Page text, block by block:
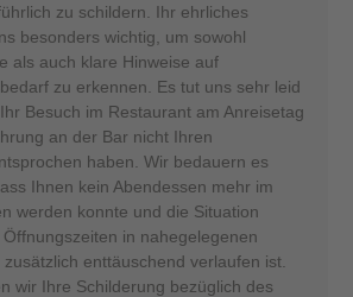
zu schildern. Ihr ehrliches
besonders wichtig, um sowohl
als auch klare Hinweise auf
zu erkennen. Es tut uns sehr leid
Besuch im Restaurant am Anreisetag
an der Bar nicht Ihren
haben. Wir bedauern es
Ihnen kein Abendessen mehr im
werden konnte und die Situation
in nahegelegenen
enttäuschend verlaufen ist.
wir Ihre Schilderung bezüglich des